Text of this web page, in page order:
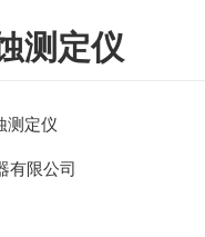
测定仪
测定仪
有限公司